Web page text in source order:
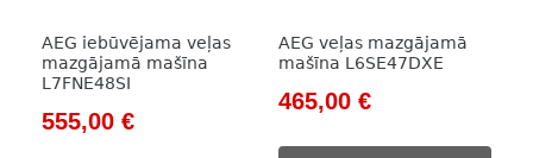
AEG iebūvējama veļas
mazgājamā mašīna
L7FNE48SI
Original
555,00 €Current
AEG veļas mazgājamā
mašīna L6SE47DXE
Original
465,00 €Current